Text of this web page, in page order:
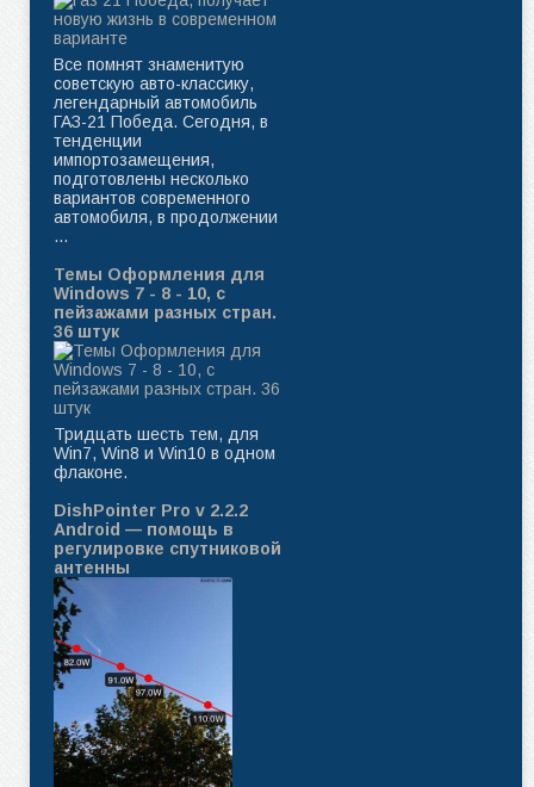
Все помнят знаменитую
советскую авто-классику,
легендарный автомобиль
ГАЗ-21 Победа. Сегодня, в
тенденции
импортозамещения,
подготовлены несколько
вариантов современного
автомобиля, в продолжении
...
Темы Оформления для
Windows 7 - 8 - 10, с
пейзажами разных стран.
36 штук
Тридцать шесть тем, для
Win7, Win8 и Win10 в одном
флаконе.
DishPointer Pro v 2.2.2
Android — помощь в
регулировке спутниковой
антенны